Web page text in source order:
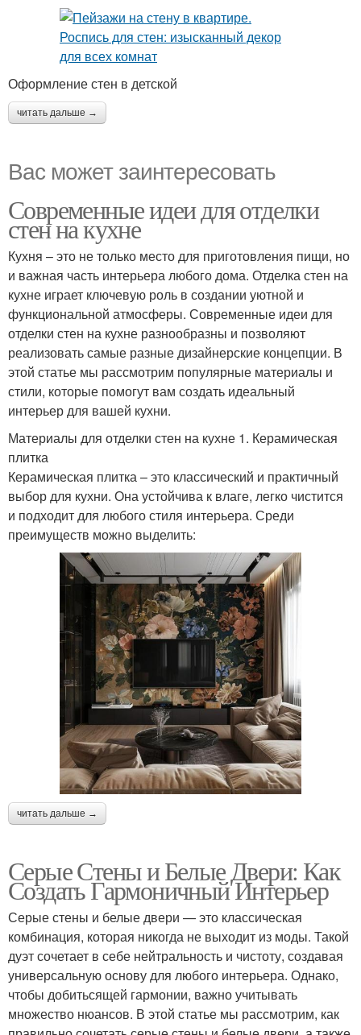
Оформление стен в детской
читать дальше →
Вас может заинтересовать
Современные идеи для отделки
стен на кухне
Кухня – это не только место для приготовления пищи, но
и важная часть интерьера любого дома. Отделка стен на
кухне играет ключевую роль в создании уютной и
функциональной атмосферы. Современные идеи для
отделки стен на кухне разнообразны и позволяют
реализовать самые разные дизайнерские концепции. В
этой статье мы рассмотрим популярные материалы и
стили, которые помогут вам создать идеальный
интерьер для вашей кухни.
Материалы для отделки стен на кухне 1. Керамическая
плитка
Керамическая плитка – это классический и практичный
выбор для кухни. Она устойчива к влаге, легко чистится
и подходит для любого стиля интерьера. Среди
преимуществ можно выделить:
читать дальше →
Серые Стены и Белые Двери: Как
Создать Гармоничный Интерьер
Серые стены и белые двери — это классическая
комбинация, которая никогда не выходит из моды. Такой
дуэт сочетает в себе нейтральность и чистоту, создавая
универсальную основу для любого интерьера. Однако,
чтобы добитьсящей гармонии, важно учитывать
множество нюансов. В этой статье мы рассмотрим, как